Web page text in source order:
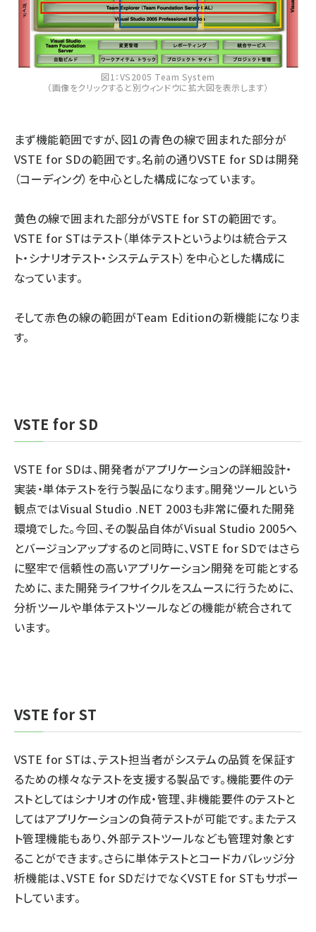
図1：VS2005 Team System
（画像をクリックすると別ウィンドウに拡大図を表示します）
まず機能範囲ですが、図1の青色の線で囲まれた部分が
VSTE for SDの範囲です。名前の通りVSTE for SDは開発
（コーディング）を中心とした構成になっています。
黄色の線で囲まれた部分がVSTE for STの範囲です。
VSTE for STはテスト（単体テストというよりは統合テス
ト・シナリオテスト・システムテスト）を中心とした構成に
なっています。
そして赤色の線の範囲がTeam Editionの新機能になりま
す。
VSTE for SD
VSTE for SDは、開発者がアプリケーションの詳細設計・
実装・単体テストを行う製品になります。開発ツールという
観点ではVisual Studio .NET 2003も非常に優れた開発
環境でした。今回、その製品自体がVisual Studio 2005へ
とバージョンアップするのと同時に、VSTE for SDではさら
に堅牢で信頼性の高いアプリケーション開発を可能とする
ために、また開発ライフサイクルをスムースに行うために、
分析ツールや単体テストツールなどの機能が統合されて
います。
VSTE for ST
VSTE for STは、テスト担当者がシステムの品質を保証す
るための様々なテストを支援する製品です。機能要件のテ
ストとしてはシナリオの作成・管理、非機能要件のテストと
してはアプリケーションの負荷テストが可能です。またテス
ト管理機能もあり、外部テストツールなども管理対象とす
ることができます。さらに単体テストとコードカバレッジ分
析機能は、VSTE for SDだけでなくVSTE for STもサポー
トしています。